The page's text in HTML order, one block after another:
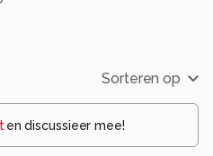
Sorteren op
en discussieer mee!